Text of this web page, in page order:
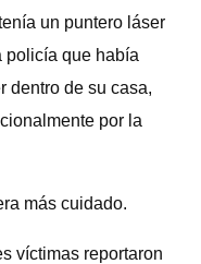
un puntero láser
policía que había
dentro de su casa,
por la
más cuidado.
víctimas reportaron